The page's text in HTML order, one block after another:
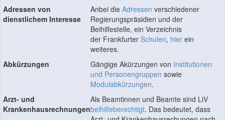
Adressen von
dienstlichem Interesse
Anbei die Adressen verschiedener
Regierungspräsidien und der
Beihilfestelle, ein Verzeichnis
der Frankfurter Schulen, hier ein
weiteres.
Abkürzungen
Gängige Akürzungen von Institutionen
und Personengruppen sowie
Modulabkürzungen.
Arzt- und
Krankenhausrechnungen
Als Beamtinnen und Beamte sind LiV
beihilfeberechtigt. Das bedeutet, dass